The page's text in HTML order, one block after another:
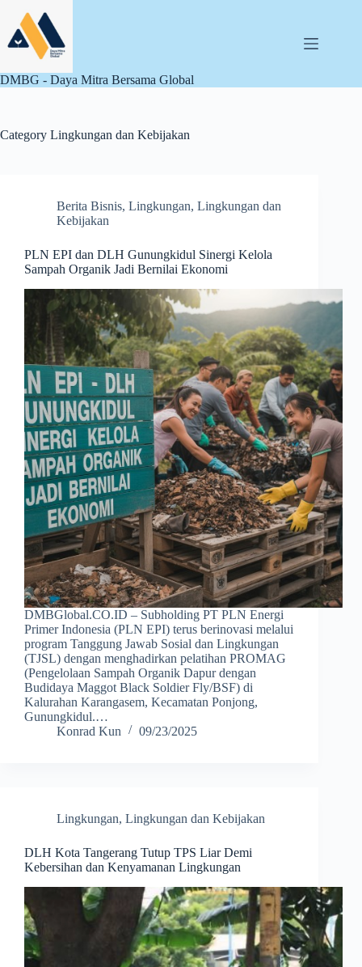
content
DMBG - Daya Mitra Bersama Global
Category Lingkungan dan Kebijakan
Berita Bisnis, Lingkungan, Lingkungan dan
Kebijakan
PLN EPI dan DLH Gunungkidul Sinergi Kelola
Sampah Organik Jadi Bernilai Ekonomi
DMBGlobal.CO.ID – Subholding PT PLN Energi
Primer Indonesia (PLN EPI) terus berinovasi melalui
program Tanggung Jawab Sosial dan Lingkungan
(TJSL) dengan menghadirkan pelatihan PROMAG
(Pengelolaan Sampah Organik Dapur dengan
Budidaya Maggot Black Soldier Fly/BSF) di
Kalurahan Karangasem, Kecamatan Ponjong,
Gunungkidul.…
Konrad Kun
09/23/2025
Lingkungan, Lingkungan dan Kebijakan
DLH Kota Tangerang Tutup TPS Liar Demi
Kebersihan dan Kenyamanan Lingkungan